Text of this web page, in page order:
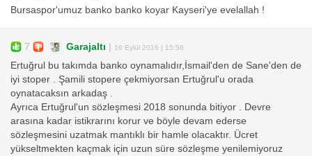
Bursaspor'umuz banko banko koyar Kayseri'ye evelallah !
7 Garajaltı | 16 Eylül 2016 | 15:56
Ertuğrul bu takımda banko oynamalıdır,İsmail'den de Sane'den de
iyi stoper . Şamili stopere çekmiyorsan Ertuğrul'u orada
oynatacaksın arkadaş .
Ayrıca Ertuğrul'un sözleşmesi 2018 sonunda bitiyor . Devre
arasına kadar istikrarını korur ve böyle devam ederse
sözleşmesini uzatmak mantıklı bir hamle olacaktır. Ücret
yükseltmekten kaçmak için uzun süre sözleşme yenilemiyoruz